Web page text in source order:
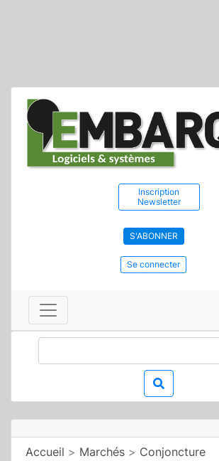
Inscription
Newsletter
S'ABONNER
Se connecter
Accueil > Marchés > Conjoncture